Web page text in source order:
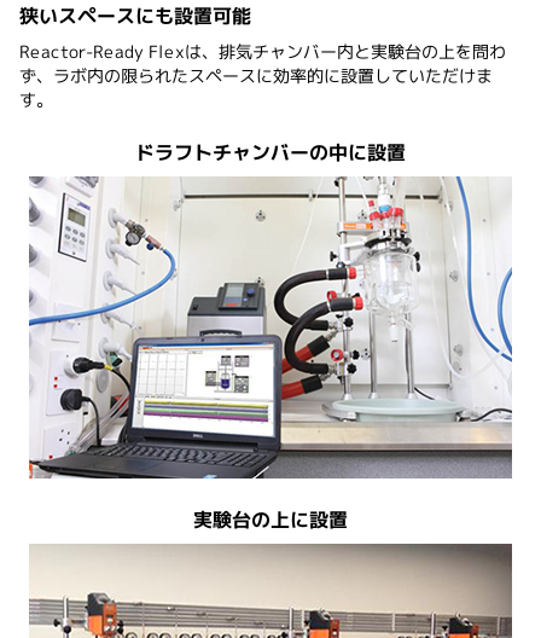
狭いスペースにも設置可能
Reactor-Ready Flexは、排気チャンバー内と実験台の上を問わ
ず、ラボ内の限られたスペースに効率的に設置していただけま
す。
ドラフトチャンバーの中に設置
実験台の上に設置